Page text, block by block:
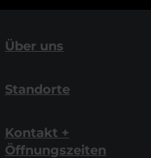
Über uns
Standorte
Kontakt +
Öffnungszeiten